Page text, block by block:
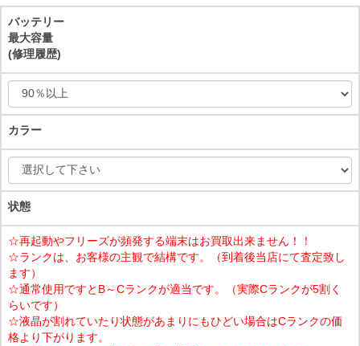
バッテリー
最大容量
(修理履歴)
カラー
状態
☆再起動やフリーズが頻発する端末はお買取出来ません！！
☆ランクは、お客様の主観で結構です。（到着後当店にて査定致し
ます）
☆通常使用ですとB～Cランクが適当です。（実際Cランクが5割く
らいです）
☆液晶が割れていたり状態があまりにもひどい場合はCランクの価
格より下がります。